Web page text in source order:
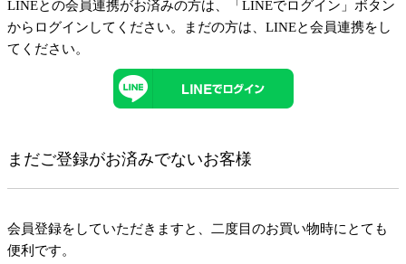
LINEとの会員連携がお済みの方は、「LINEでログイン」ボタン
からログインしてください。まだの方は、 LINEと会員連携をし
てください。
まだご登録がお済みでないお客様
会員登録をしていただきますと、二度目のお買い物時にとても
便利です。